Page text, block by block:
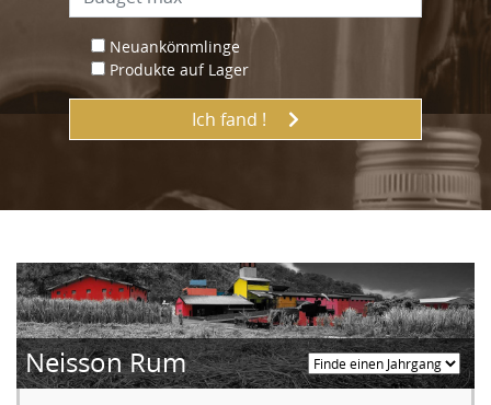
Neuankömmlinge
Produkte auf Lager
Ich fand !
Neisson Rum